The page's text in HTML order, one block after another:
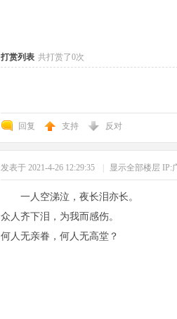
打赏列表 共打赏了0次
回复 支持 反对
发表于 2021-4-26 12:29:35 显示全部楼层 IP:
一人空涕泣，夜长泪亦长。
众人齐下泪，为我而感伤。
何人无亲眷，何人无高堂？